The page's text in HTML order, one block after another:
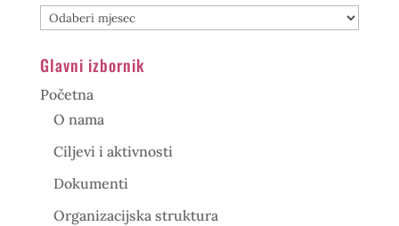
Arhiva
Glavni izbornik
Početna
O nama
Ciljevi i aktivnosti
Dokumenti
Organizacijska struktura